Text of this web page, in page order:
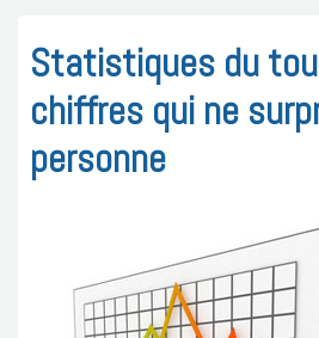
Statistiques du
chiffres qui ne
personne